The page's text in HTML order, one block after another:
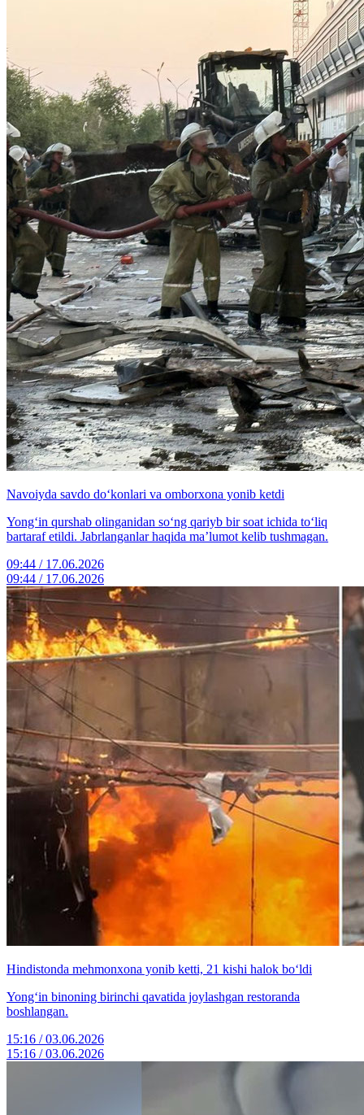
Navoiyda savdo do‘konlari va omborxona yonib ketdi
Yong‘in qurshab olinganidan so‘ng qariyb bir soat ichida to‘liq
bartaraf etildi. Jabrlanganlar haqida ma’lumot kelib tushmagan.
09:44 / 17.06.2026
09:44 / 17.06.2026
Hindistonda mehmonxona yonib ketti, 21 kishi halok bo‘ldi
Yong‘in binoning birinchi qavatida joylashgan restoranda
boshlangan.
15:16 / 03.06.2026
15:16 / 03.06.2026